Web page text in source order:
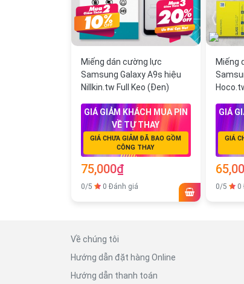
Miếng dán cường lực
Samsung Galaxy A9s hiệu
Nillkin.tw Full Keo (Đen)
GIÁ GIẢM KHÁCH MUA PIN
VỀ TỰ THAY
GIÁ CHƯA GIẢM ĐÃ BAO GỒM
CÔNG THAY
75,000₫
0/5 0 Đánh giá
Miếng
GIÁ
GIÁ
0/5 0
Về chúng tôi
Hướng dẫn đặt hàng Online
Hướng dẫn thanh toán